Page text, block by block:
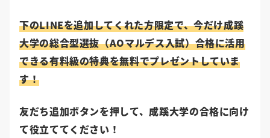
下のLINEを追加してくれた方限定で、今だけ成蹊
大学の総合型選抜（AOマルデス入試）合格に活用
できる有料級の特典を無料でプレゼントしていま
す！
友だち追加ボタンを押して、成蹊大学の合格に向け
て役立ててください！